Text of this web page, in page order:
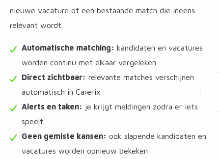
nieuwe vacature of een bestaande match die ineens
relevant wordt.
Automatische matching: kandidaten en vacatures
worden continu met elkaar vergeleken
Direct zichtbaar: relevante matches verschijnen
automatisch in Carerix
Alerts en taken: je krijgt meldingen zodra er iets
speelt
Geen gemiste kansen: ook slapende kandidaten en
vacatures worden opnieuw bekeken